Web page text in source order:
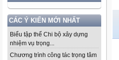
CÁC Ý KIẾN MỚI NHẤT
Biểu tập thể Chi bộ xây dựng
nhiệm vụ trọng...
Chương trình công tác trọng tâm